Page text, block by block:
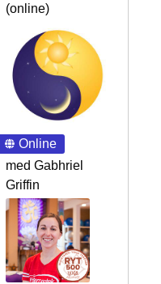
(online)
Online
med Gabhriel
Griffin